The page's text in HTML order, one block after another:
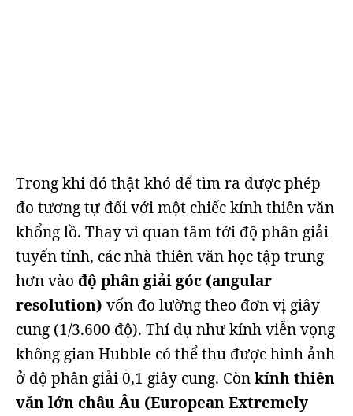
Trong khi đó thật khó để tìm ra được phép
đo tương tự đối với một chiếc kính thiên văn
khổng lồ. Thay vì quan tâm tới độ phân giải
tuyến tính, các nhà thiên văn học tập trung
hơn vào độ phân giải góc (angular
resolution) vốn đo lường theo đơn vị giây
cung (1/3.600 độ). Thí dụ như kính viễn vọng
không gian Hubble có thể thu được hình ảnh
ở độ phân giải 0,1 giây cung. Cònkính thiên
văn lớn châu Âu (European Extremely